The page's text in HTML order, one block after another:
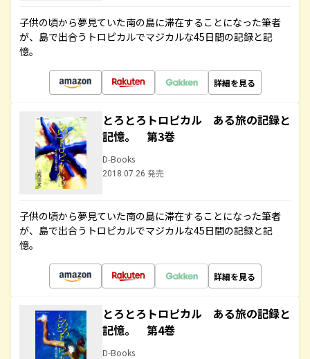
子供の頃から夢見ていた南の島に滞在することになった筆者
が、島で出合うトロピカルでマジカルな45日間の記録と記
憶。
詳細を見る
とろとろトロピカル ある旅の記録と
記憶。 第3巻
D-Books
2018.07.26 発売
子供の頃から夢見ていた南の島に滞在することになった筆者
が、島で出合うトロピカルでマジカルな45日間の記録と記
憶。
詳細を見る
とろとろトロピカル ある旅の記録と
記憶。 第4巻
D-Books